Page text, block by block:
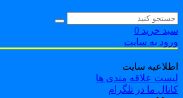
خرید 0
به سایت
سایت
علاقه مندی ها
ما در تلگرام